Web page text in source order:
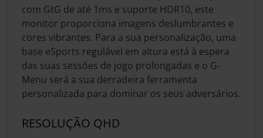
com GtG de até 1ms e suporte HDR10, este
monitor proporciona imagens deslumbrantes e
cores vibrantes. Para a sua personalização, uma
base eSports regulável em altura está à espera
das suas sessões de jogo prolongadas e o G-
Menu será a sua derradeira ferramenta
personalizada para dominar os seus adversários.
RESOLUÇÃO QHD